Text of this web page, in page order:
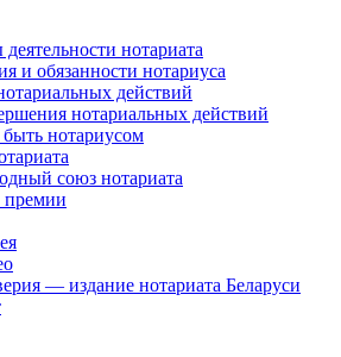
нотариата
и обязанности нотариуса
действий
нотариальных действий
нотариусом
союз нотариата
премии
— издание нотариата Беларуси